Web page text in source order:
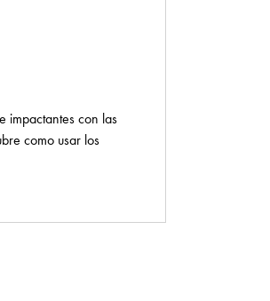
impactantes con las
como usar los